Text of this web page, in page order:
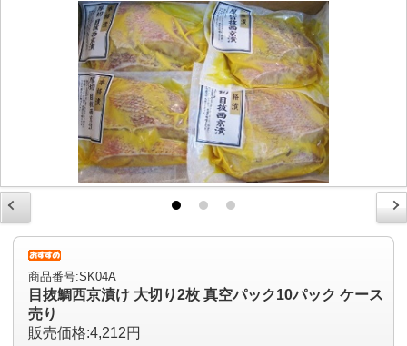
商品番号:SK04A
目抜鯛西京漬け 大切り2枚 真空パック10パック ケース
売り
販売価格:4,212円